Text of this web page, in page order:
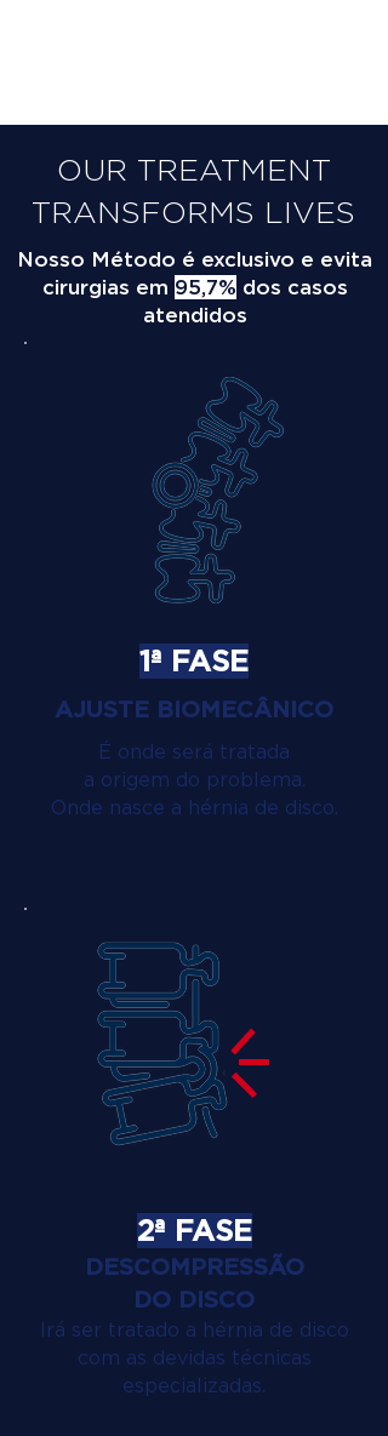
OUR TREATMENT
TRANSFORMS LIVES
Nosso Método é exclusivo e evita
cirurgias em 95,7% dos casos
atendidos
1ª FASE
AJUSTE BIOMECÂNICO
É onde será tratada
a origem do problema.
Onde nasce a hérnia de disco.
2ª FASE
DESCOMPRESSÃO
DO DISCO
Irá ser tratado a hérnia de disco
com as devidas técnicas
especializadas.